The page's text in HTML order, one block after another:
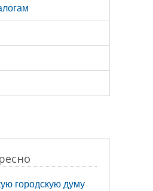
городскую думу